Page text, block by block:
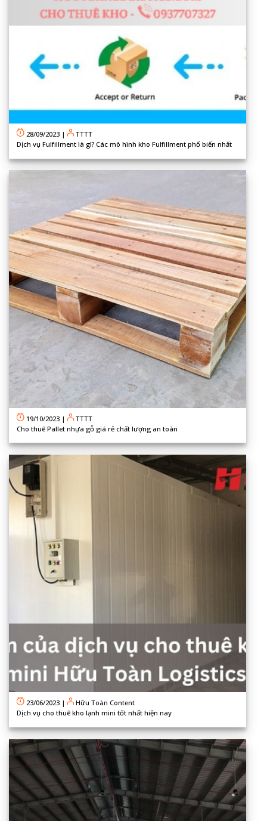
28/09/2023 |
TTTT
Dịch vụ Fulfillment là gì? Các mô hình kho Fulfillment phổ biến nhất
19/10/2023 |
TTTT
Cho thuê Pallet nhựa gỗ giá rẻ chất lượng an toàn
23/06/2023 |
Hữu Toàn Content
Dịch vụ cho thuê kho lạnh mini tốt nhất hiện nay